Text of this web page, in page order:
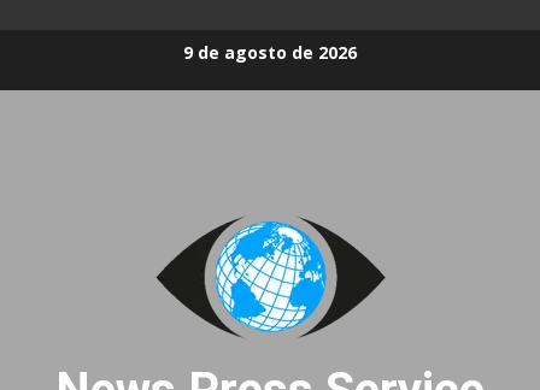
9 de agosto de 2026